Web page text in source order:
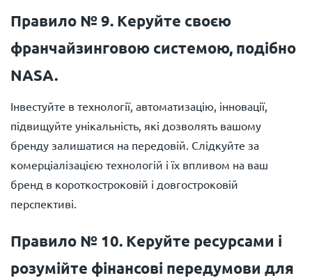
Правило № 9. Керуйте своєю
франчайзинговою системою, подібно
NASA.
Інвестуйте в технології, автоматизацію, інновації,
підвищуйте унікальність, які дозволять вашому
бренду залишатися на передовій. Слідкуйте за
комерціалізацією технологій і їх впливом на ваш
бренд в короткостроковій і довгостроковій
перспективі.
Правило № 10. Керуйте ресурсами і
розумійте фінансові передумови для